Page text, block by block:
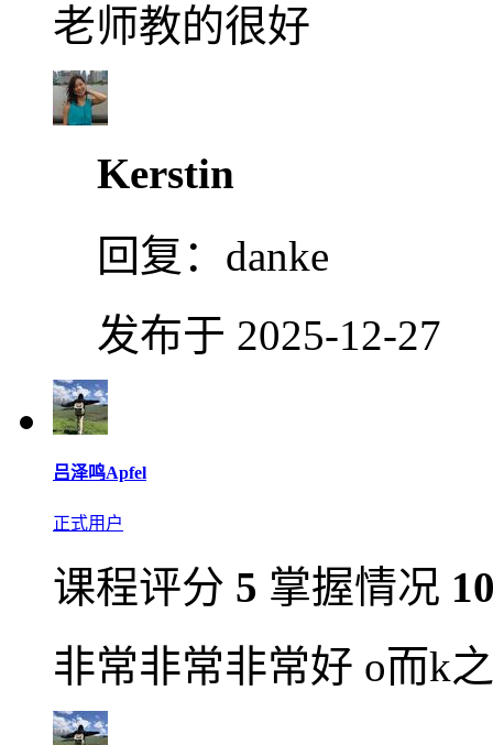
老师教的很好
Kerstin
回复： danke
发布于 2025-12-27
吕泽鸣Apfel
正式用户
课程评分 5 掌握情况
非常非常非常好 o而k之